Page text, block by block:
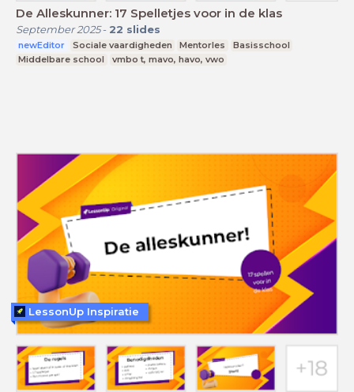
De Alleskunner: 17 Spelletjes voor in de klas
September 2025- 22 slides
newEditor Sociale vaardigheden Mentorles
Basisschool
Middelbare school
vmbo t, mavo, havo, vwo
LessonUp Inspiratie